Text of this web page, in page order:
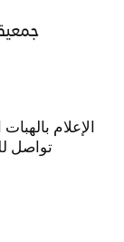
الإعلام
تواصل